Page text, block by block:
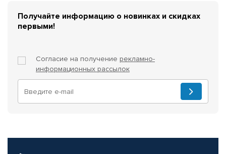
Получайте информацию о новинках и скидках
первыми!
Согласие на получение рекламно-
информационных рассылок